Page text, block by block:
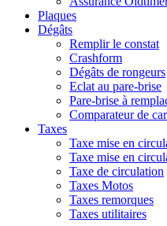
Plaques
Dégâts
Remplir le constat
Crashform
Dégâts de rongeurs
Eclat au pare-brise
Pare-brise à
Comparateur de
Taxes
Taxe mise en
Taxe mise en
Taxe de circulation
Taxes Motos
Taxes remorques
Taxes utilitaires